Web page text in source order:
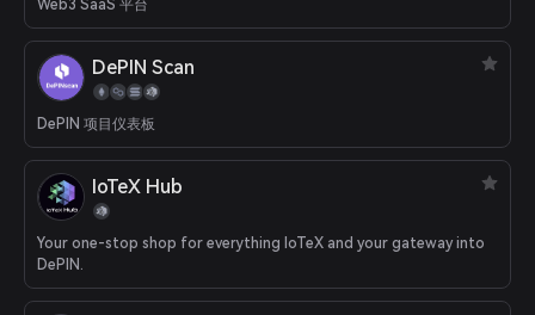
Web3 SaaS 平台
DePIN Scan
DePIN 项目仪表板
IoTeX Hub
Your one-stop shop for everything IoTeX and your gateway into
DePIN.